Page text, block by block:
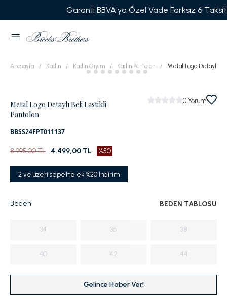
Garanti BBVA'ya Özel Vade Farksız 6 Taksit
Anasayfa Kadın Kadın Giyim Kadın Pantolon Metal Logo Detaylı
Metal Logo Detaylı Beli Lastikli
Pantolon
BBSS24FPT011137
0 Yorum
8.995,00 TL 4.499,00 TL %50
2 ve üzeri sepette ek %20 İndirim
Beden BEDEN TABLOSU
34 36 38
40 42 44
Gelince Haber Ver!